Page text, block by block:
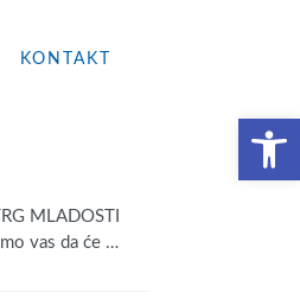
Open toolbar
KONTAKT
MLADOSTI
vas da će …